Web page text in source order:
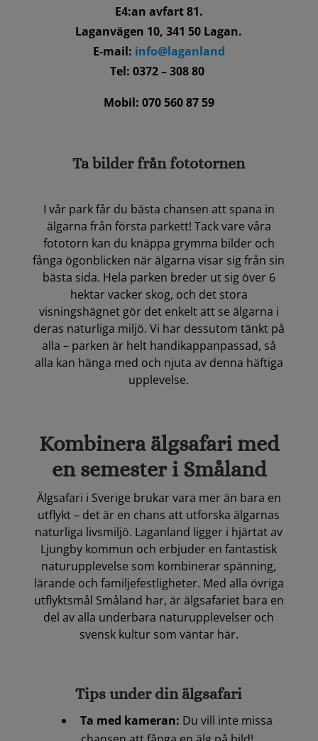
E4:an avfart 81.
Laganvägen 10, 341 50 Lagan.
E-mail: info@laganland
Tel: 0372 – 308 80
Mobil: 070 560 87 59
Ta bilder från fototornen
I vår park får du bästa chansen att spana in
älgarna från första parkett! Tack vare våra
fototorn kan du knäppa grymma bilder och
fånga ögonblicken när älgarna visar sig från sin
bästa sida. Hela parken breder ut sig över 6
hektar vacker skog, och det stora
visningshägnet gör det enkelt att se älgarna i
deras naturliga miljö. Vi har dessutom tänkt på
alla – parken är helt handikappanpassad, så
alla kan hänga med och njuta av denna häftiga
upplevelse.
Kombinera älgsafari med
en semester i Småland
Älgsafari i Sverige brukar vara mer än bara en
utflykt – det är en chans att utforska älgarnas
naturliga livsmiljö. Laganland ligger i hjärtat av
Ljungby kommun och erbjuder en fantastisk
naturupplevelse som kombinerar spänning,
lärande och familjefestligheter. Med alla övriga
utflyktsmål Småland har, är älgsafariet bara en
del av alla underbara naturupplevelser och
svensk kultur som väntar här.
Tips under din älgsafari
Ta med kameran: Du vill inte missa